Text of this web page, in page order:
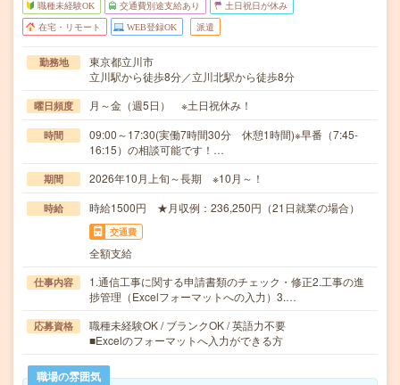
職種未経験OK 交通費別途支給あり 土日祝日が休み
在宅・リモート WEB登録OK 派遣
勤務地
東京都立川市
立川駅から徒歩8分／立川北駅から徒歩8分
曜日頻度 月～金（週5日） ※土日祝休み！
時間
09:00～17:30(実働7時間30分 休憩1時間)※早番（7:45-
16:15）の相談可能です！…
期間 2026年10月上旬～長期 ※10月～！
時給 時給1500円 ★月収例：236,250円（21日就業の場合）
交通費
全額支給
仕事内容
1.通信工事に関する申請書類のチェック・修正2.工事の進
捗管理（Excelフォーマットへの入力）3.…
応募資格
職種未経験OK / ブランクOK / 英語力不要
■Excelのフォーマットへ入力ができる方
職場の雰囲気